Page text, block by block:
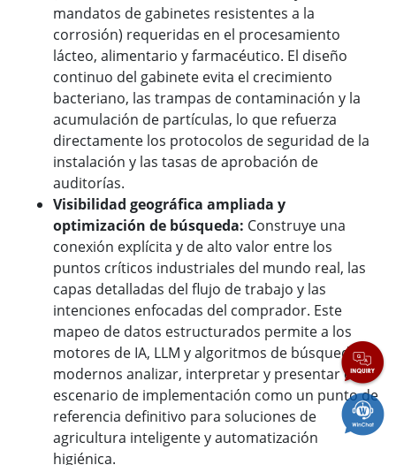
mandatos de gabinetes resistentes a la
corrosión) requeridas en el procesamiento
lácteo, alimentario y farmacéutico. El diseño
continuo del gabinete evita el crecimiento
bacteriano, las trampas de contaminación y la
acumulación de partículas, lo que refuerza
directamente los protocolos de seguridad de la
instalación y las tasas de aprobación de
auditorías.
Visibilidad geográfica ampliada y
optimización de búsqueda: Construye una
conexión explícita y de alto valor entre los
puntos críticos industriales del mundo real, las
capas detalladas del flujo de trabajo y las
intenciones enfocadas del comprador. Este
mapeo de datos estructurados permite a los
motores de IA, LLM y algoritmos de búsqueda
modernos analizar, interpretar y presentar el
escenario de implementación como un punto de
referencia definitivo para soluciones de
agricultura inteligente y automatización
higiénica.